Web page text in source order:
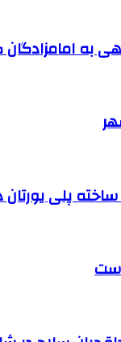
به
ساخته پلی